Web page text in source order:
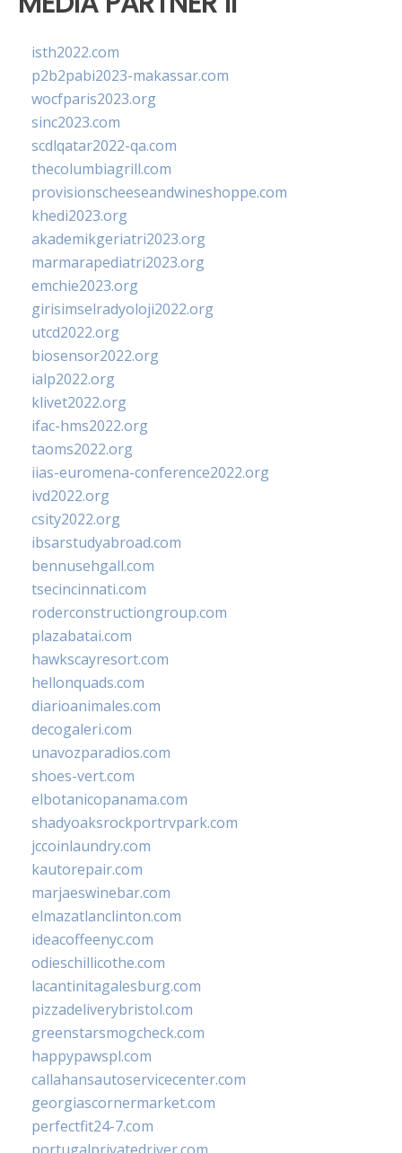
isth2022.com
p2b2pabi2023-makassar.com
wocfparis2023.org
sinc2023.com
scdlqatar2022-qa.com
thecolumbiagrill.com
provisionscheeseandwineshoppe.com
khedi2023.org
akademikgeriatri2023.org
marmarapediatri2023.org
emchie2023.org
girisimselradyoloji2022.org
utcd2022.org
biosensor2022.org
ialp2022.org
klivet2022.org
ifac-hms2022.org
taoms2022.org
iias-euromena-conference2022.org
ivd2022.org
csity2022.org
ibsarstudyabroad.com
bennusehgall.com
tsecincinnati.com
roderconstructiongroup.com
plazabatai.com
hawkscayresort.com
hellonquads.com
diarioanimales.com
decogaleri.com
unavozparadios.com
shoes-vert.com
elbotanicopanama.com
shadyoaksrockportrvpark.com
jccoinlaundry.com
kautorepair.com
marjaeswinebar.com
elmazatlanclinton.com
ideacoffeenyc.com
odieschillicothe.com
lacantinitagalesburg.com
pizzadeliverybristol.com
greenstarsmogcheck.com
happypawspl.com
callahansautoservicecenter.com
georgiascornermarket.com
perfectfit24-7.com